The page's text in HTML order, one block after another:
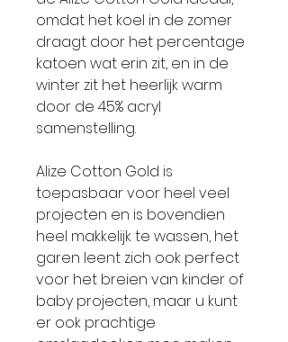
omdat het koel in de zomer
draagt door het percentage
katoen wat erin zit, en in de
winter zit het heerlijk warm
door de 45% acryl
samenstelling.
Alize Cotton Gold is
toepasbaar voor heel veel
projecten en is bovendien
heel makkelijk te wassen, het
garen leent zich ook perfect
voor het breien van kinder of
baby projecten, maar u kunt
er ook prachtige